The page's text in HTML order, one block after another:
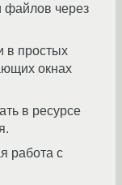
файлов через
в простых
окнах
в ресурсе
работа с